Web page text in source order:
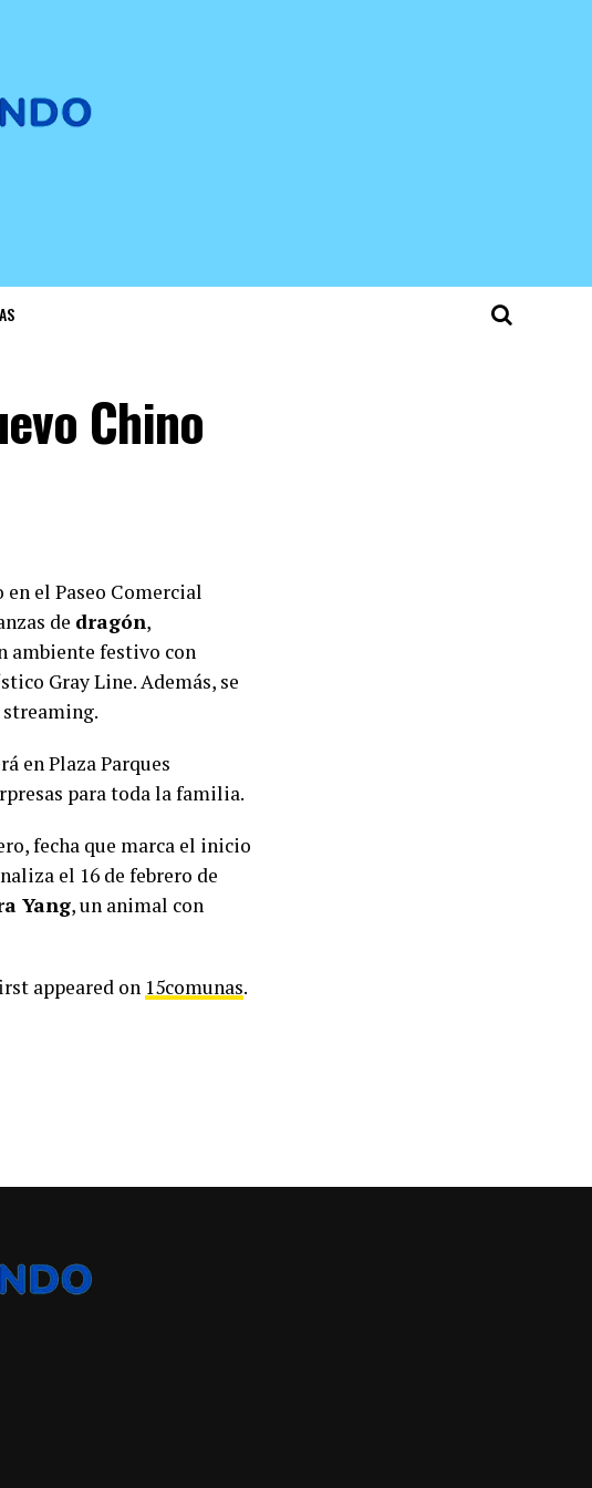
Chino
en el Paseo Comercial
de dragón,
ambiente festivo con
Gray Line. Además, se
en Plaza Parques
para toda la familia.
fecha que marca el inicio
el 16 de febrero de
Yang, un animal con
appeared on 15comunas.